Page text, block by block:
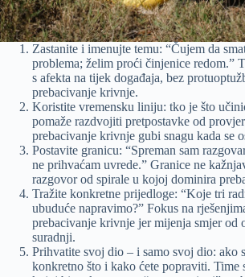
Zastanite i imenujte temu: “Čujem da
problema; želim proći činjenice redom.”
s afekta na tijek događaja, bez
prebacivanje krivnje.
Koristite vremensku liniju: tko je što
pomaže razdvojiti pretpostavke od
prebacivanje krivnje gubi snagu kada se
Postavite granicu: “Spreman sam
ne prihvaćam uvrede.” Granice ne
razgovor od spirale u kojoj dominira
Tražite konkretne prijedloge: “Koje tri
ubuduće napravimo?” Fokus na
prebacivanje krivnje jer mijenja smjer od
suradnji.
Prihvatite svoj dio – i samo svoj dio: ako
konkretno što i kako ćete popraviti. Time